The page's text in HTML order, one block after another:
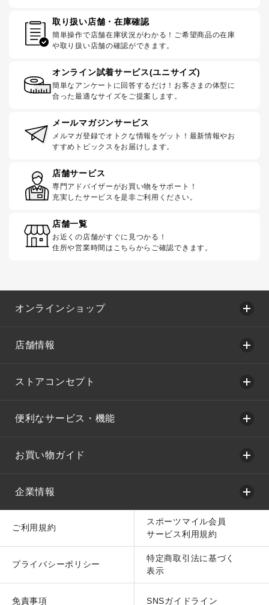
取り扱い店舗・在庫確認
簡単操作で店舗在庫状況がわかる！ご希望商品の在庫
や取り扱い店舗の確認ができます。
オンライン試着サービス(ユニサイズ)
簡単なアンケートに回答するだけ！お客さまの体型に
合った最適なサイズをご提案します。
メールマガジンサービス
メルマガ登録でオトクな情報をゲット！最新情報やお
すすめトピックスをお届けします。
店舗サービス
専門アドバイザーがお買い物をサポート！
充実したサービスを是非ご利用ください。
店舗一覧
お近くの店舗がすぐに見つかる！
住所や営業時間はこちらからご確認できます。
オンラインショップ
店舗情報
ストアコンセプト
便利なサービス・機能
お買い物ガイド
企業情報
ご利用規約
スポーツマイル会員
サービス利用規約
プライバシーポリシー
特定商取引法に基づく
表示
免責事項 SNSガイドライン